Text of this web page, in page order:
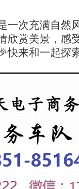
一次充满自然
欣赏美景，感
快来和一起探